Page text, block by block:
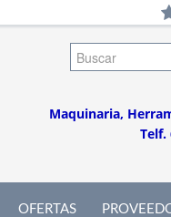
Maquinaria,
Telf.
OFERTAS